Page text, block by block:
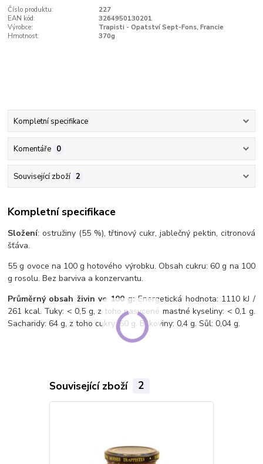
Číslo produktu:
227
EAN kód:
3264950130201
Výrobce:
Trapisti - Opatství Sept-Fons, Francie
Hmotnost:
370g
Kompletní specifikace
Komentáře 0
Související zboží 2
Kompletní specifikace
Složení: ostružiny (55 %), třtinový cukr, jablečný pektin, citronová
šťáva.
55 g ovoce na 100 g hotového výrobku. Obsah cukru: 60 g na 100
g rosolu. Bez barviva a konzervantu.
Průměrný obsah živin ve 100 g: Energetická hodnota: 1110 kJ /
261 kcal. Tuky: < 0,5 g, z toho nasycené mastné kyseliny: < 0,1 g.
Sacharidy: 64 g, z toho cukry: 60 g. Bílkoviny: 0,4 g. Sůl: 0,04 g.
Související zboží 2